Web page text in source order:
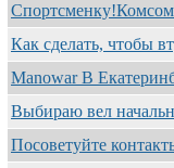
Как сделать, чтобы
Manowar В
Выбираю вел
Посоветуйте